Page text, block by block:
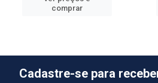
comprar
Cadastre-se para